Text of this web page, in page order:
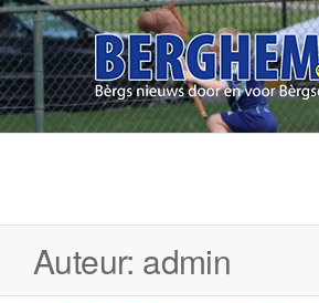
Ga
naar
de
inhoudBERGHEM.NL
Bérgs
voor
Auteur: admin